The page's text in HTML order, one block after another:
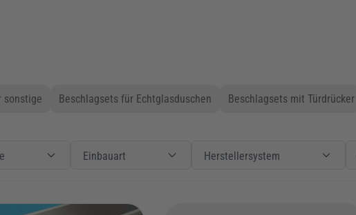
sonstige Beschlagsets für Echtglasduschen Beschlagsets mit Türdrücker
Einbauart Herstellersystem